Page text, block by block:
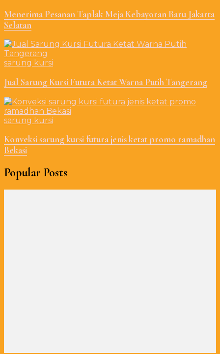
Menerima Pesanan Taplak Meja Kebayoran Baru Jakarta
Selatan
sarung kursi
Jual Sarung Kursi Futura Ketat Warna Putih Tangerang
sarung kursi
Konveksi sarung kursi futura jenis ketat promo ramadhan
Bekasi
Popular Posts